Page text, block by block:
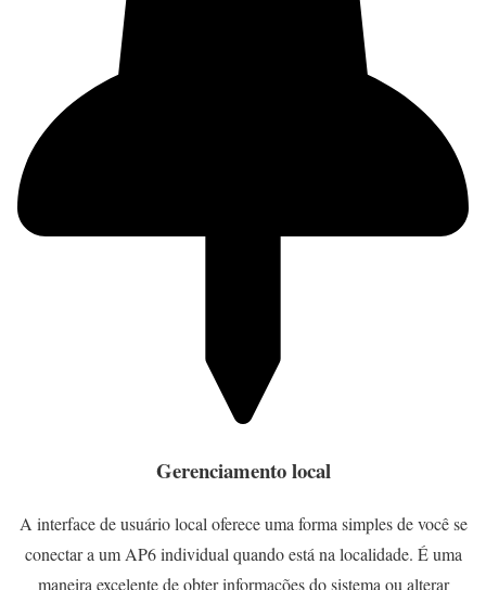
Gerenciamento local
A interface de usuário local oferece uma forma simples de você se
conectar a um AP6 individual quando está na localidade. É uma
maneira excelente de obter informações do sistema ou alterar